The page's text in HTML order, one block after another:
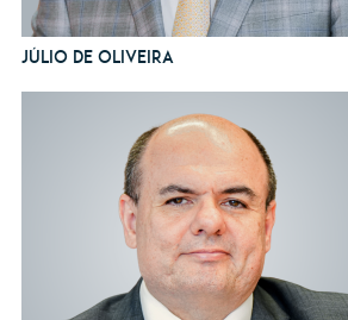
Júlio de Oliveira